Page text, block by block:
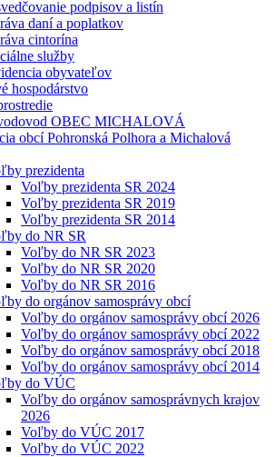
podpisov a listín
daní a poplatkov
cintorína
služby
obyvateľov
hospodárstvo
OBEC MICHALOVÁ
obcí Pohronská Polhora a Michalová
prezidenta
Voľby prezidenta SR 2024
Voľby prezidenta SR 2019
Voľby prezidenta SR 2014
do NR SR
Voľby do NR SR 2023
Voľby do NR SR 2020
Voľby do NR SR 2016
do orgánov samosprávy obcí
Voľby do orgánov samosprávy obcí 2026
Voľby do orgánov samosprávy obcí 2022
Voľby do orgánov samosprávy obcí 2018
Voľby do orgánov samosprávy obcí 2014
do VÚC
Voľby do orgánov samosprávnych krajov
2026
Voľby do VÚC 2017
Voľby do VÚC 2022